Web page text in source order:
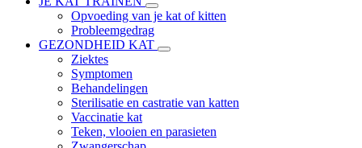
Opvoeding van je kat of kitten
Probleemgedrag
GEZONDHEID KAT
Ziektes
Symptomen
Behandelingen
Sterilisatie en castratie van katten
Vaccinatie kat
Teken, vlooien en parasieten